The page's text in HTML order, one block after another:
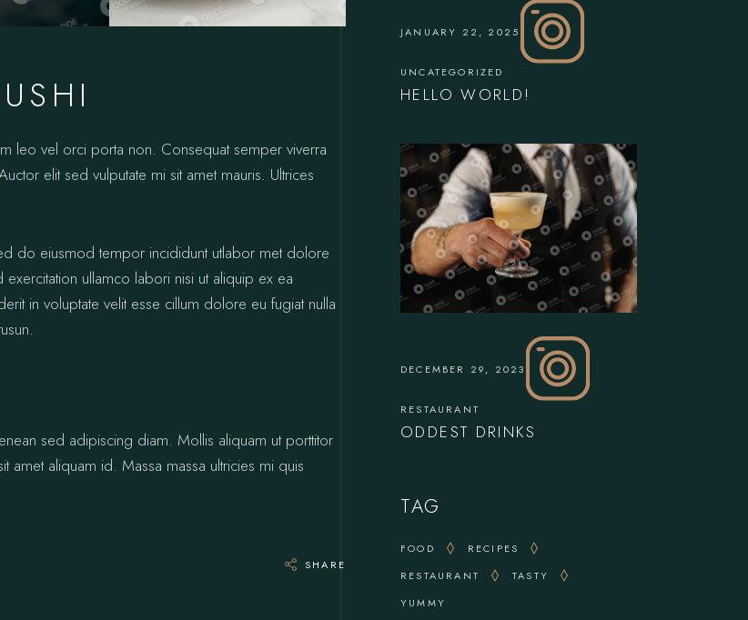
leo vel orci porta non. Consequat semper viverra
elit sed vulputate mi sit amet mauris. Ultrices
do eiusmod tempor incididunt utlabor met dolore
ullamco labori nisi ut aliquip ex ea
in voluptate velit esse cillum dolore eu fugiat nulla
sed adipiscing diam. Mollis aliquam ut porttitor
amet aliquam id. Massa massa ultricies mi quis
SHARE
JANUARY 22, 2025
UNCATEGORIZED
HELLO WORLD!
DECEMBER 29, 2023
RESTAURANT
ODDEST DRINKS
TAG
FOOD
RECIPES
RESTAURANT
TASTY
YUMMY